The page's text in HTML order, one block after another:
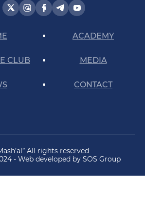
CLUB
ACADEMY
MEDIA
CONTACT
All rights reserved
- Web developed by SOS Group